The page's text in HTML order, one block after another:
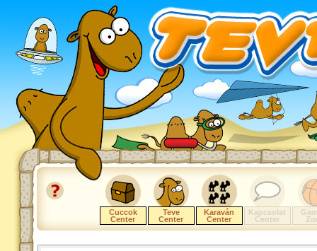
Cuccok
Center
Teve
Center
Karaván
Center
Kapcsolat
Center